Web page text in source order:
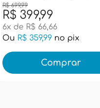
R$ 399,99
R$ 699,99
6x de R$ 66,66
Ou R$ 359,99 no pix
Comprar